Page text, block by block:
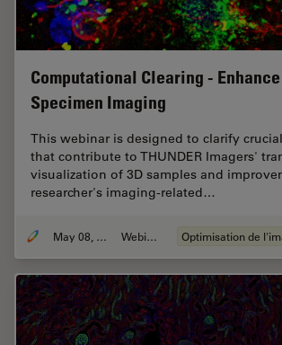
Computational Clearing - Enhance
Specimen Imaging
This webinar is designed to clarify
that contribute to THUNDER Imagers'
visualization of 3D samples and
researcher's imaging-related…
May 08, 2020 Webinaire